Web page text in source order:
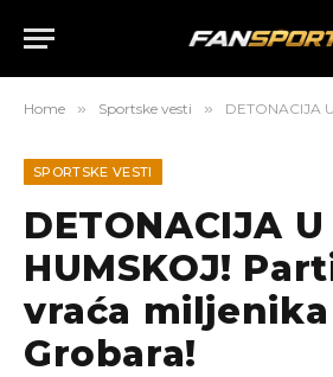
Home » Sportske vesti » DETONACIJA U
SPORTSKE VESTI
DETONACIJA U
HUMSKOJ!
vraća miljenika
Grobara!